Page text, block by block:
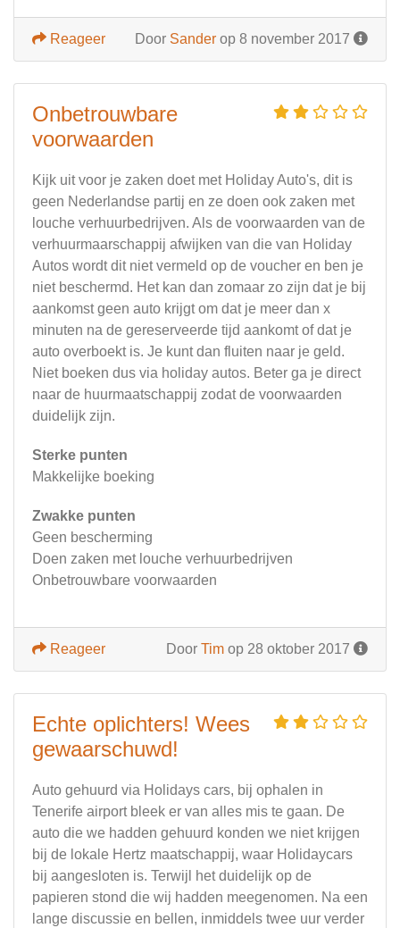
Door Sander op 8 november 2017
Reageer
Onbetrouwbare
voorwaarden
Kijk uit voor je zaken doet met Holiday Auto's, dit is
geen Nederlandse partij en ze doen ook zaken met
louche verhuurbedrijven. Als de voorwaarden van de
verhuurmaarschappij afwijken van die van Holiday
Autos wordt dit niet vermeld op de voucher en ben je
niet beschermd. Het kan dan zomaar zo zijn dat je bij
aankomst geen auto krijgt om dat je meer dan x
minuten na de gereserveerde tijd aankomt of dat je
auto overboekt is. Je kunt dan fluiten naar je geld.
Niet boeken dus via holiday autos. Beter ga je direct
naar de huurmaatschappij zodat de voorwaarden
duidelijk zijn.
Sterke punten
Makkelijke boeking
Zwakke punten
Geen bescherming
Doen zaken met louche verhuurbedrijven
Onbetrouwbare voorwaarden
Door Tim op 28 oktober 2017
Reageer
Echte oplichters! Wees
gewaarschuwd!
Auto gehuurd via Holidays cars, bij ophalen in
Tenerife airport bleek er van alles mis te gaan. De
auto die we hadden gehuurd konden we niet krijgen
bij de lokale Hertz maatschappij, waar Holidaycars
bij aangesloten is. Terwijl het duidelijk op de
papieren stond die wij hadden meegenomen. Na een
lange discussie en bellen, inmiddels twee uur verder